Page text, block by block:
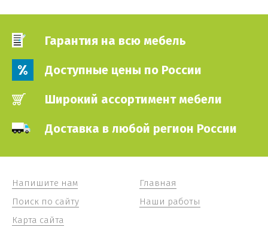
Гарантия на всю мебель
Доступные цены по России
Широкий ассортимент мебели
Доставка в любой регион России
Напишите нам
Поиск по сайту
Карта сайта
Главная
Наши работы